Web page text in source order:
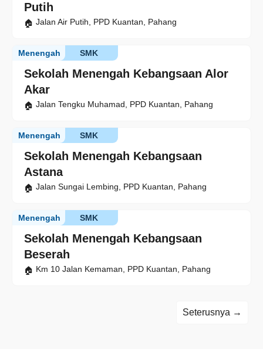
Putih
Jalan Air Putih, PPD Kuantan, Pahang
Sekolah Menengah Kebangsaan Alor
Akar
SMK
Menengah
Jalan Tengku Muhamad, PPD Kuantan, Pahang
Sekolah Menengah Kebangsaan
Astana
SMK
Menengah
Jalan Sungai Lembing, PPD Kuantan, Pahang
Sekolah Menengah Kebangsaan
Beserah
SMK
Menengah
Km 10 Jalan Kemaman, PPD Kuantan, Pahang
Seterusnya →